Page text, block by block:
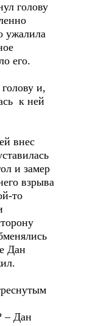
голову
ужалила
его.
и,
к ней
внес
и замер
взрыва
то
Дан
– Дан